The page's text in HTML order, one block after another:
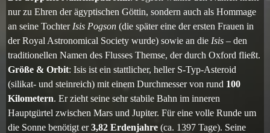
nur zu Ehren der ägyptischen Göttin, sondern auch als Hommage
an seine Tochter Isis Pogson (die später eine der ersten Frauen in
der Royal Astronomical Society wurde) sowie an die Isis – den
traditionellen Namen des Flusses Themse, der durch Oxford fließt.
Größe & Orbit: Isis ist ein stattlicher, heller S-Typ-Asteroid
(silikat- und steinreich) mit einem Durchmesser von rund 100
Kilometern. Er zieht seine sehr stabile Bahn im inneren
Hauptgürtel zwischen Mars und Jupiter. Für eine volle Runde um
die Sonne benötigt er3,82 Erdenjahre (ca. 1397 Tage). Seine